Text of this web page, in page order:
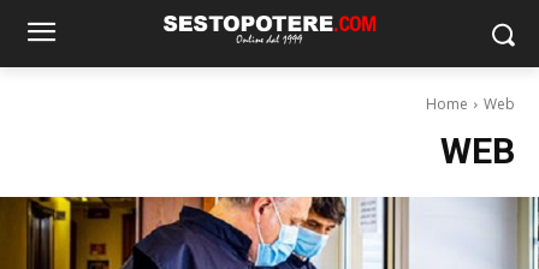
Home Web
WEB